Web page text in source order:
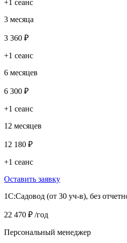
+1 сеанс
3 месяца
3 360 ₽
+1 сеанс
6 месяцев
6 300 ₽
+1 сеанс
12 месяцев
12 180 ₽
+1 сеанс
Оставить заявку
1C:Садовод (от 30 уч-в), без
22 470 ₽ /год
Персональный менеджер